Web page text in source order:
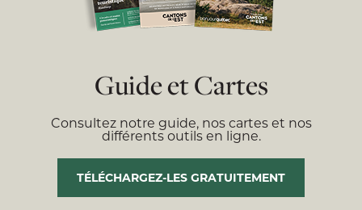
Guide et Cartes
Consultez notre guide, nos cartes et nos
différents outils en ligne.
TÉLÉCHARGEZ-LES GRATUITEMENT